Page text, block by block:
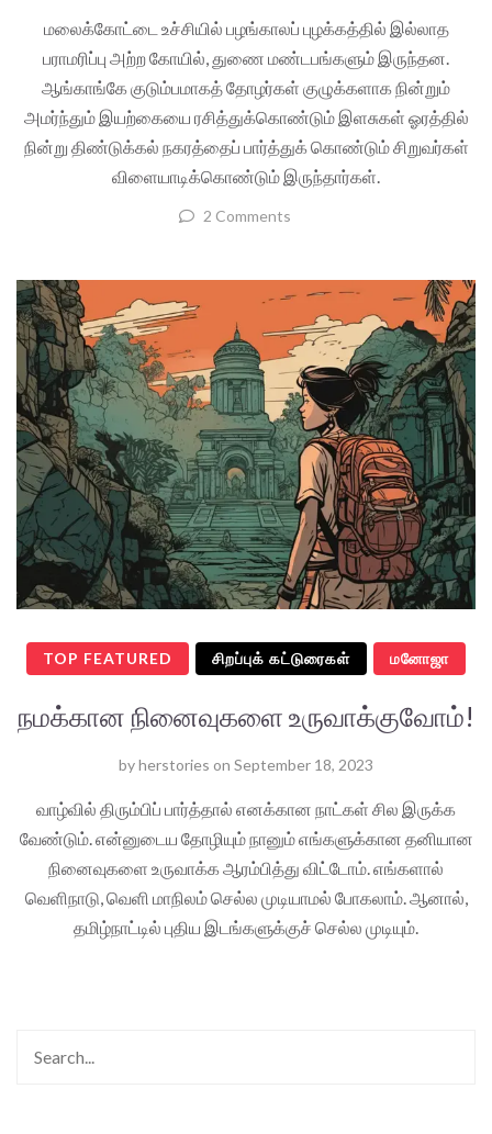
மலைக்கோட்டை உச்சியில் பழங்காலப் புழக்கத்தில் இல்லாத
பராமரிப்பு அற்ற கோயில், துணை மண்டபங்களும் இருந்தன.
ஆங்காங்கே குடும்பமாகத் தோழர்கள் குழுக்களாக நின்றும்
அமர்ந்தும் இயற்கையை ரசித்துக்கொண்டும் இளசுகள் ஓரத்தில்
நின்று திண்டுக்கல் நகரத்தைப் பார்த்துக் கொண்டும் சிறுவர்கள்
விளையாடிக்கொண்டும் இருந்தார்கள்.
2 Comments
TOP FEATURED சிறப்புக் கட்டுரைகள் மனோஜா
நமக்கான நினைவுகளை உருவாக்குவோம்!
byherstories on September 18, 2023
வாழ்வில் திரும்பிப் பார்த்தால் எனக்கான நாட்கள் சில இருக்க
வேண்டும். என்னுடைய தோழியும் நானும் எங்களுக்கான தனியான
நினைவுகளை உருவாக்க ஆரம்பித்து விட்டோம். எங்களால்
வெளிநாடு, வெளி மாநிலம் செல்ல முடியாமல் போகலாம். ஆனால்,
தமிழ்நாட்டில் புதிய இடங்களுக்குச் செல்ல முடியும்.